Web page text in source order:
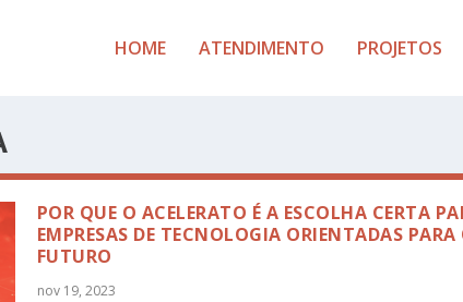
HOME ATENDIMENTO PROJETOS
POR QUE O ACELERATO É A ESCOLHA CERTA
EMPRESAS DE TECNOLOGIA ORIENTADAS PARA
FUTURO
nov 19, 2023